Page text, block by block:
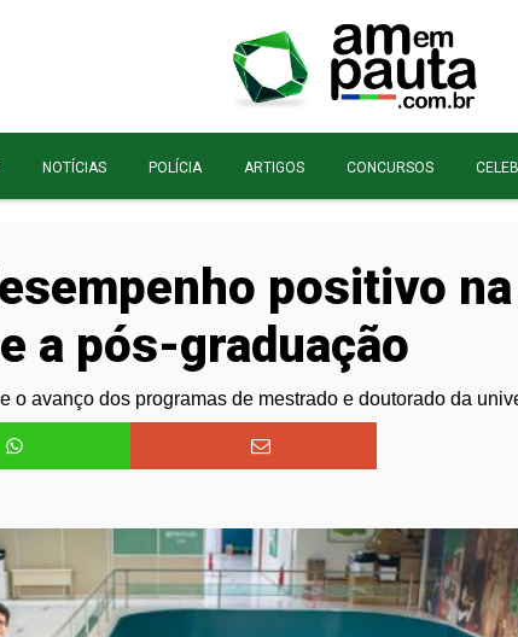
NOTÍCIAS POLÍCIA ARTIGOS CONCURSOS
positivo
a pós-graduação
o avanço dos programas de mestrado e doutorado da